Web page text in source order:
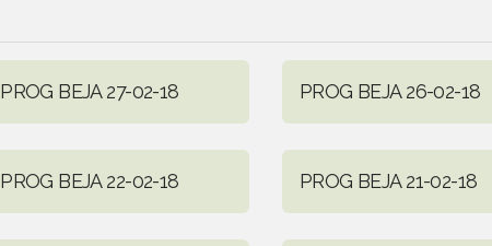
PROG BEJA 27-02-18 PROG BEJA 26-02-18
PROG BEJA 22-02-18 PROG BEJA 21-02-18